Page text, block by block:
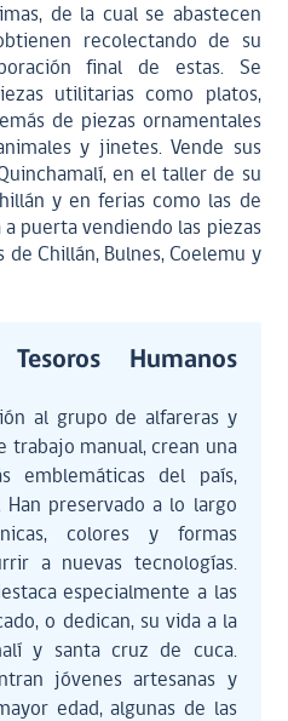
de la cual se abastecen
recolectando de su
final de estas. Se
utilitarias como platos,
de piezas ornamentales
y jinetes. Vende sus
en el taller de su
y en ferias como las de
a puerta vendiendo las piezas
Chillán, Bulnes, Coelemu y
Tesoros Humanos
al grupo de alfareras y
trabajo manual, crean una
emblemáticas del país,
preservado a lo largo
colores y formas
a nuevas tecnologías.
especialmente a las
o dedican, su vida a la
y santa cruz de cuca.
jóvenes artesanas y
edad, algunas de las